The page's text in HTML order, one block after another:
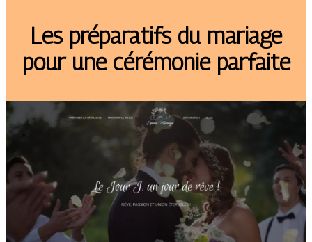
Les préparatifs du mariage
pour une cérémonie parfaite